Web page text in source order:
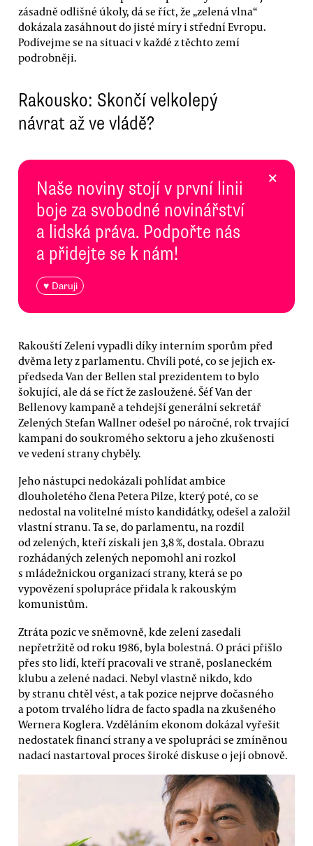
zásadně odlišné úkoly, dá se říct, že „zelená vlna“
dokázala zasáhnout do jisté míry i střední Evropu.
Podívejme se na situaci v každé z těchto zemí
podrobněji.
Rakousko: Skončí velkolepý
návrat až ve vládě?
Naše noviny stojí v první linii
boje za svobodné novinářství
a lidská práva. Podpořte nás
a přidejte se k nám!
♥ Daruji
×
Rakouští Zelení vypadli díky interním sporům před
dvěma lety z parlamentu. Chvíli poté, co se jejich ex-
předseda Van der Bellen stal prezidentem to bylo
šokující, ale dá se říct že zasloužené. Šéf Van der
Bellenovy kampaně a tehdejší generální sekretář
Zelených Stefan Wallner odešel po náročné, rok trvající
kampani do soukromého sektoru a jeho zkušenosti
ve vedení strany chyběly.
Jeho nástupci nedokázali pohlídat ambice
dlouholetého člena Petera Pilze, který poté, co se
nedostal na volitelné místo kandidátky, odešel a založil
vlastní stranu. Ta se, do parlamentu, na rozdíl
od zelených, kteří získali jen 3,8 %, dostala. Obrazu
rozhádaných zelených nepomohl ani rozkol
s mládežnickou organizací strany, která se po
vypovězení spolupráce přidala k rakouským
komunistům.
Ztráta pozic ve sněmovně, kde zelení zasedali
nepřetržitě od roku 1986, byla bolestná. O práci přišlo
přes sto lidí, kteří pracovali ve straně, poslaneckém
klubu a zelené nadaci. Nebyl vlastně nikdo, kdo
by stranu chtěl vést, a tak pozice nejprve dočasného
a potom trvalého lídra de facto spadla na zkušeného
Wernera Koglera. Vzděláním ekonom dokázal vyřešit
nedostatek financí strany a ve spolupráci se zmíněnou
nadací nastartoval proces široké diskuse o její obnově.